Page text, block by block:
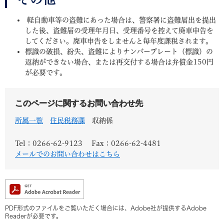
軽自動車等の盗難にあった場合は、警察署に盗難届出を提出
した後、盗難届の受理年月日、受理番号を控えて廃車申告を
してください。廃車申告をしませんと毎年度課税されます。
標識の破損、紛失、盗難によりナンバープレート（標識）の
返納ができない場合、または再交付する場合は弁償金150円
が必要です。
このページに関するお問い合わせ先
所属一覧 住民税務課 収納係
Tel：0266-62-9123
Fax：0266-62-4481
メールでのお問い合わせはこちら
PDF形式のファイルをご覧いただく場合には、Adobe社が提供するAdobe
Readerが必要です。